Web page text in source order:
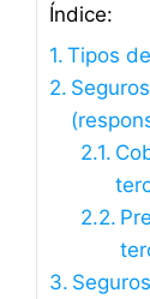
Índice:
Tipos